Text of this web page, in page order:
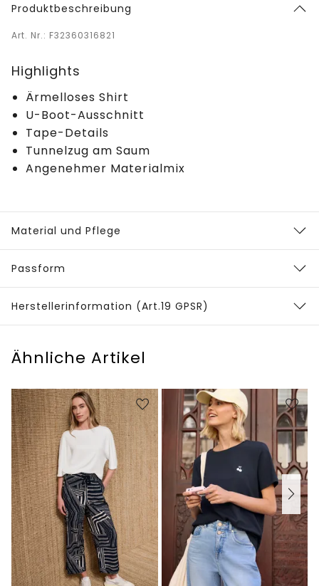
Produktbeschreibung
Art. Nr.: F32360316821
Highlights
Ärmelloses Shirt
U-Boot-Ausschnitt
Tape-Details
Tunnelzug am Saum
Angenehmer Materialmix
Material und Pflege
Passform
Herstellerinformation (Art.19 GPSR)
Ähnliche Artikel